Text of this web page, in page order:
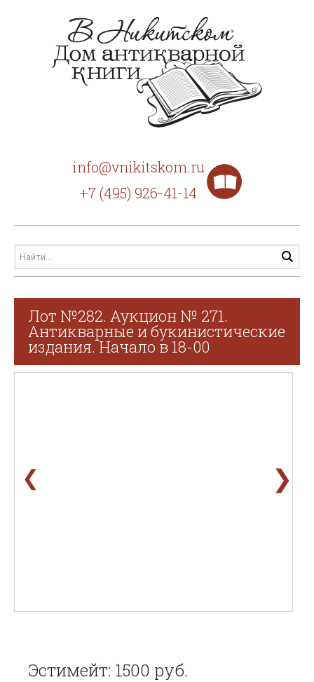
info@vnikitskom.ru
+7 (495) 926-41-14
Лот №282. Аукцион № 271.
Антикварные и букинистические
издания. Начало в 18-00
❮ ❯
Эстимейт: 1500 руб.